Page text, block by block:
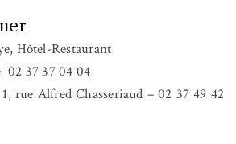
Hôtel-Restaurant
02 37 37 04 04
rue Alfred Chasseriaud – 02 37 49 42